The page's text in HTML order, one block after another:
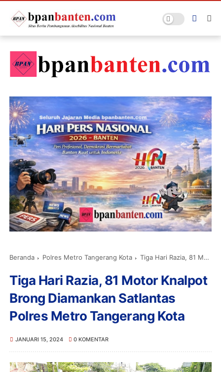
Beranda Polres Metro Tangerang Kota Tiga Hari Razia, 81 Motor Knalpot Brong Diamankan Satlantas Polres Metro Tangerang Kota
Tiga Hari Razia, 81 Motor Knalpot
Brong Diamankan Satlantas
Polres Metro Tangerang Kota
JANUARI 15, 2024 0 KOMENTAR